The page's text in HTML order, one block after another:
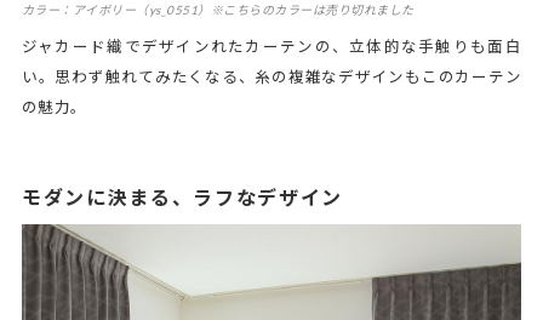
カラー：アイボリー（ys_0551）※こちらのカラーは売り切れました
ジャカード織でデザインれたカーテンの、立体的な手触りも面白
い。思わず触れてみたくなる、糸の複雑なデザインもこのカーテン
の魅力。
モダンに決まる、ラフなデザイン